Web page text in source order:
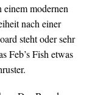
einem modernen
nach einer
steht oder sehr
Feb’s Fish etwas